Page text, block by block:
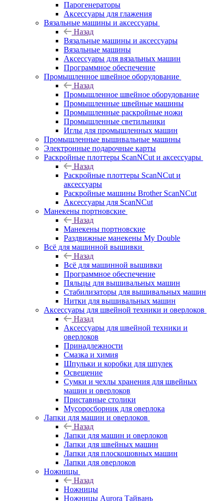
Парогенераторы
Аксессуары для глажения
Вязальные машины и аксессуары
Назад
Вязальные машины и аксессуары
Вязальные машины
Аксессуары для вязальных машин
Программное обеспечение
Промышленное швейное оборудование
Назад
Промышленное швейное оборудование
Промышленные швейные машины
Промышленные раскройные ножи
Промышленные светильники
Иглы для промышленных машин
Промышленные вышивальные машины
Электронные подарочные карты
Раскройные плоттеры ScanNCut и аксессуары
Назад
Раскройные плоттеры ScanNCut и
аксессуары
Раскройные машины Brother ScanNCut
Аксессуары для ScanNCut
Манекены портновские
Назад
Манекены портновские
Раздвижные манекены My Double
Всё для машинной вышивки
Назад
Всё для машинной вышивки
Программное обеспечение
Пяльцы для вышивальных машин
Стабилизаторы для вышивальных машин
Нитки для вышивальных машин
Аксессуары для швейной техники и оверлоков
Назад
Аксессуары для швейной техники и
оверлоков
Принадлежности
Смазка и химия
Шпульки и коробки для шпулек
Освещение
Сумки и чехлы хранения для швейных
машин и оверлоков
Приставные столики
Мусоросборник для оверлока
Лапки для машин и оверлоков
Назад
Лапки для машин и оверлоков
Лапки для швейных машин
Лапки для плоскошовных машин
Лапки для оверлоков
Ножницы
Назад
Ножницы
Ножницы Aurora Тайвань